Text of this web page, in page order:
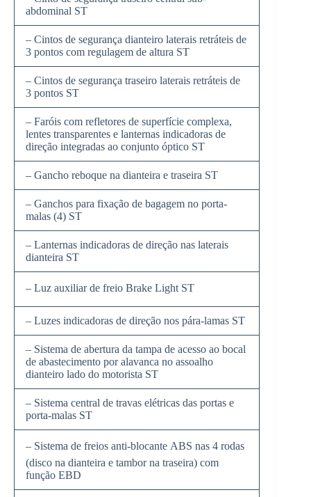
abdominal ST
– Cintos de segurança dianteiro laterais retráteis de
3 pontos com regulagem de altura ST
– Cintos de segurança traseiro laterais retráteis de
3 pontos ST
– Faróis com refletores de superfície complexa,
lentes transparentes e lanternas indicadoras de
direção integradas ao conjunto óptico ST
– Gancho reboque na dianteira e traseira ST
– Ganchos para fixação de bagagem no porta-
malas (4) ST
– Lanternas indicadoras de direção nas laterais
dianteira ST
– Luz auxiliar de freio Brake Light ST
– Luzes indicadoras de direção nos pára-lamas ST
– Sistema de abertura da tampa de acesso ao bocal
de abastecimento por alavanca no assoalho
dianteiro lado do motorista ST
– Sistema central de travas elétricas das portas e
porta-malas ST
– Sistema de freios anti-blocante ABS nas 4 rodas
(disco na dianteira e tambor na traseira) com
função EBD